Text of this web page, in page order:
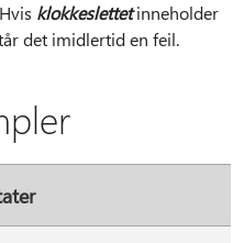
klokkeslettetinneholder
det imidlertid en feil.